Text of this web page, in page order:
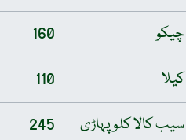
چیکو
160
کیلا
110
سیب کالا کلو پہاڑی
245